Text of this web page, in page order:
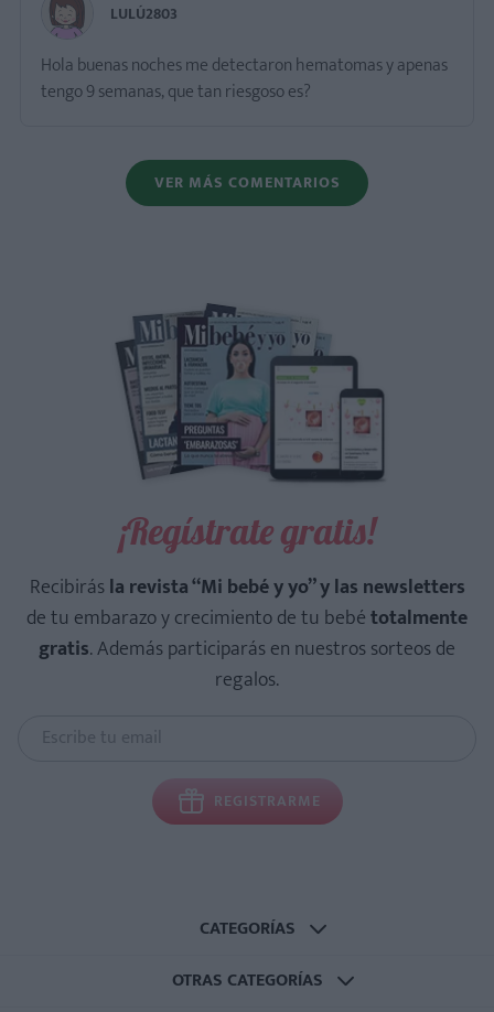
LULÚ2803
Hola buenas noches me detectaron hematomas y apenas
tengo 9 semanas, que tan riesgoso es?
VER MÁS COMENTARIOS
¡Regístrate gratis!
Recibirásla revista “Mi bebé y yo” y las newsletters
de tu embarazo y crecimiento de tu bebétotalmente
gratis. Además participarás en nuestros sorteos de
regalos.
REGISTRARME
CATEGORÍAS
OTRAS CATEGORÍAS